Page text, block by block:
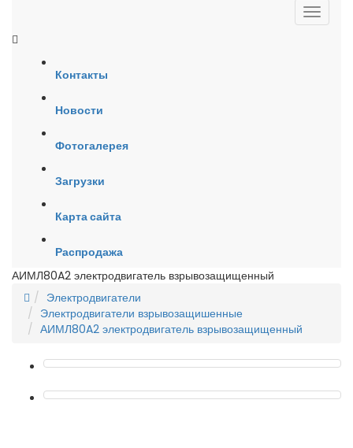
Контакты
Новости
Фотогалерея
Загрузки
Карта сайта
Распродажа
АИМЛ80A2 электродвигатель взрывозащищенный
Электродвигатели
Электродвигатели взрывозащишенные
АИМЛ80A2 электродвигатель взрывозащищенный